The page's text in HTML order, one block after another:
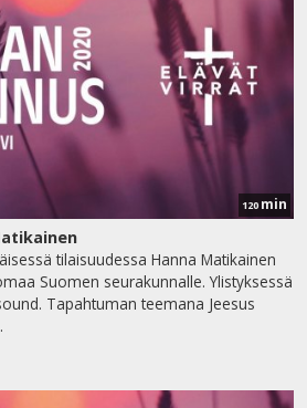
120 min
tilaisuudessa Hanna Matikainen
Suomen seurakunnalle. Ylistyksessä
Tapahtuman teemana Jeesus